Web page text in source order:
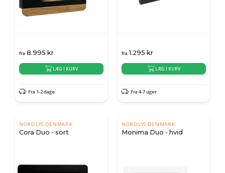
fra 8.995 kr
LÆG I KURV
Fra 1-2 dage
fra 1.295 kr
LÆG I KURV
Fra 4-7 uger
NORDLYS DENMARK
Cora Duo - sort
NORDLYS DENMARK
Monima Duo - hvid